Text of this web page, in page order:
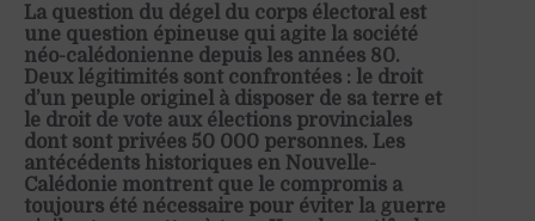
La question du dégel du corps électoral est
une question épineuse qui agite la société
néo-calédonienne depuis les années 80.
Deux légitimités sont confrontées : le droit
d’un peuple originel à disposer de sa terre et
le droit de vote aux élections provinciales
dont sont privées 50 000 personnes. Les
antécédents historiques en Nouvelle-
Calédonie montrent que le compromis a
toujours été nécessaire pour éviter la guerre